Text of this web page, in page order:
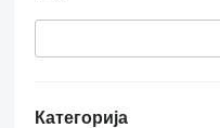
Категорија